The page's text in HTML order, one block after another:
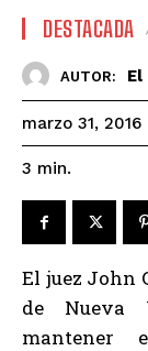
DESTACADA
AUTOR: El
marzo 31, 2016
3 min.
El juez John
de Nueva
mantener